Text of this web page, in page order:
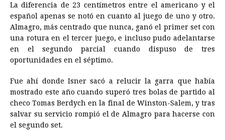
La diferencia de 23 centímetros entre el americano y el
español apenas se notó en cuanto al juego de uno y otro.
Almagro, más centrado que nunca, ganó el primer set con
una rotura en el tercer juego, e incluso pudo adelantarse
en el segundo parcial cuando dispuso de tres
oportunidades en el séptimo.
Fue ahí donde Isner sacó a relucir la garra que había
mostrado este año cuando superó tres bolas de partido al
checo Tomas Berdych en la final de Winston-Salem, y tras
salvar su servicio rompió el de Almagro para hacerse con
el segundo set.